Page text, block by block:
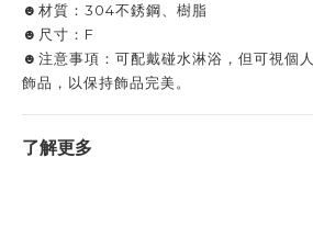
☻材質：304不銹鋼、樹脂
☻尺寸：F
☻注意事項：可配戴碰水淋浴，但可視個
飾品，以保持飾品完美。
了解更多